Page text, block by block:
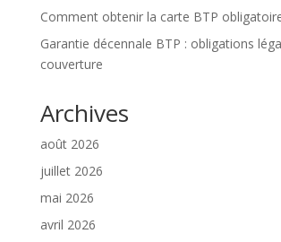
Comment obtenir la carte BTP
Garantie décennale BTP : obligations
couverture
Archives
août 2026
juillet 2026
mai 2026
avril 2026